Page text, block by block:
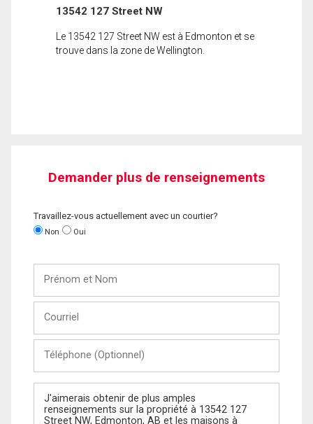
13542 127 Street NW
Le 13542 127 Street NW est à Edmonton et se
trouve dans la zone de Wellington.
Demander plus de renseignements
Travaillez-vous actuellement avec un courtier?
Non Oui
Nom
(Optionnel)
Message